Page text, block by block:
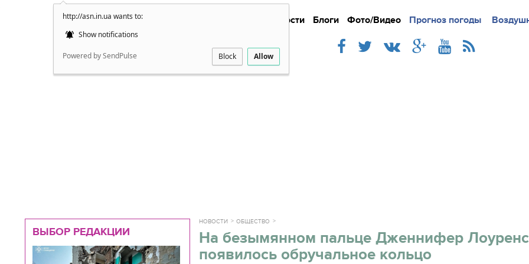
http://asn.in.ua wants to:
Show notifications
Powered by SendPulse Block Allow
Новости Блоги Фото/Видео Прогноз погоды
Подробно Новости
ВЫБОР РЕДАКЦИИ
НОВОСТИ ОБЩЕСТВО
На безымянном пальце Дженнифер Лоуренс
появилось обручальное кольцо